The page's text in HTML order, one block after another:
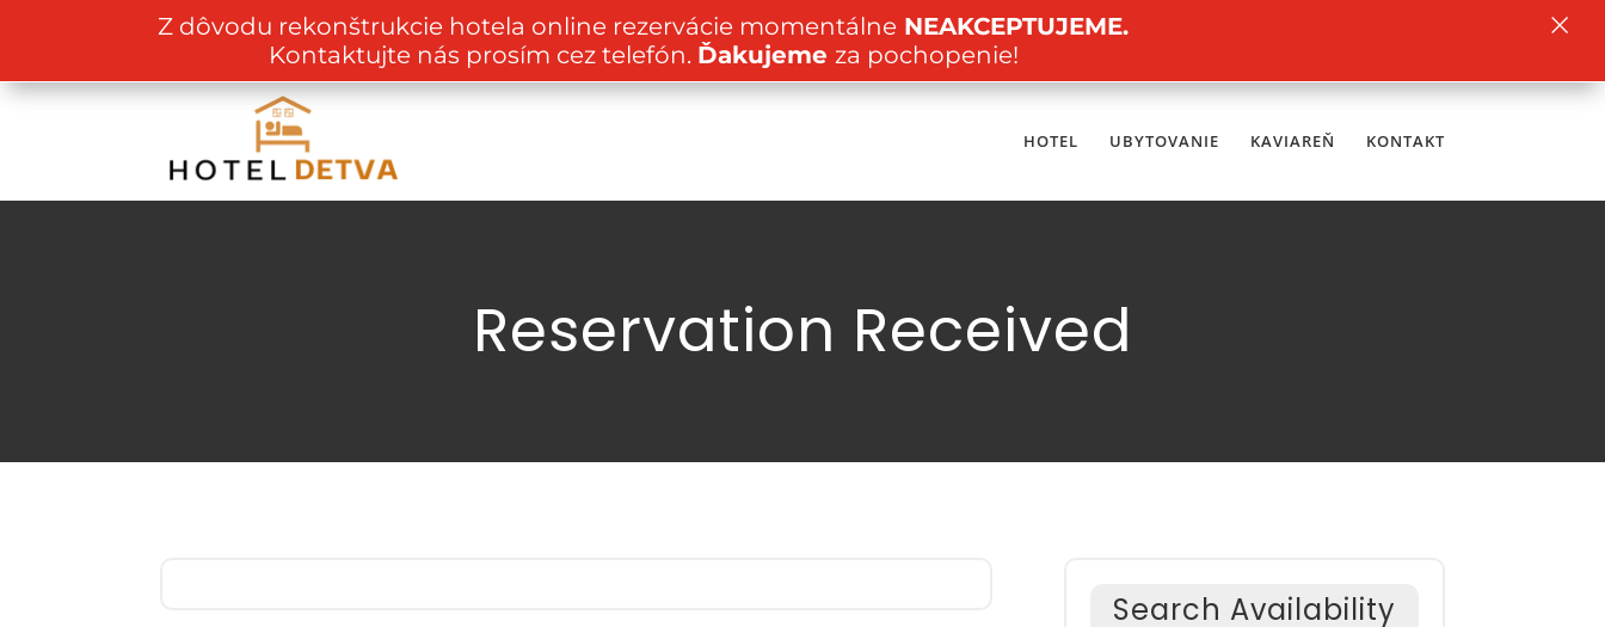
HOTEL UBYTOVANIE KAVIAREŇ KONTAKT
Reservation Received
Search Availability
Z dôvodu rekonštrukcie hotela online rezervácie momentálne NEAKCEPTUJEME.
Kontaktujte nás prosím cez telefón. Ďakujeme za pochopenie!
×